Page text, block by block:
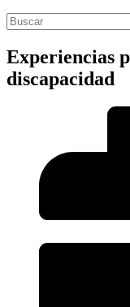
Experiencias
discapacidad